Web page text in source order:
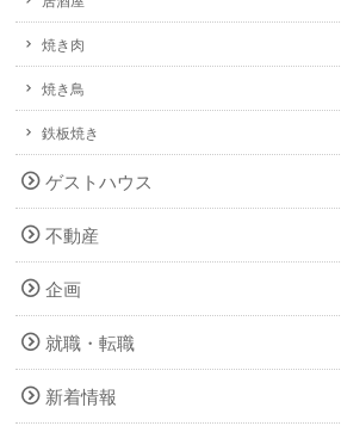
焼き肉
焼き鳥
鉄板焼き
ゲストハウス
不動産
企画
就職・転職
新着情報